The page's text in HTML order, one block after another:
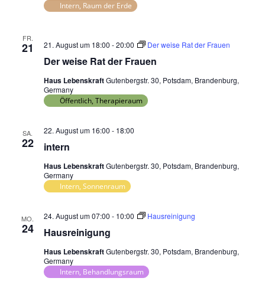
Intern, Raum der Erde
FR.
21
Der weise Rat der Frauen
21. August um 18:00 -20:00 Der weise Rat der Frauen
Haus LebenskraftGutenbergstr. 30, Potsdam, Brandenburg,
Germany
Öffentlich, Therapieraum
SA.
22 intern
22. August um 16:00 - 18:00
Haus LebenskraftGutenbergstr. 30, Potsdam, Brandenburg,
Germany
Intern, Sonnenraum
MO.
24 Hausreinigung
24. August um 07:00 - 10:00 Hausreinigung
Haus LebenskraftGutenbergstr. 30, Potsdam, Brandenburg,
Germany
Intern, Behandlungsraum